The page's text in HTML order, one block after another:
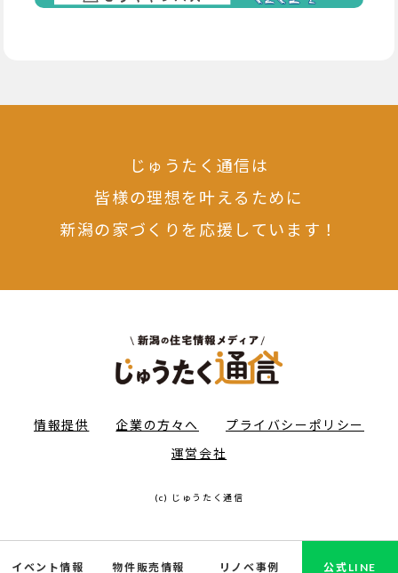
じゅうたく通信は
皆様の理想を叶えるために
新潟の家づくりを応援しています！
情報提供 企業の方々へ
プライバシーポリシー
運営会社
(c) じゅうたく通信
イベント情報 物件販売情報 リノベ事例 公式LINE